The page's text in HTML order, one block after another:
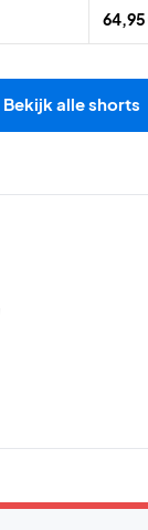
Bekijk alle shorts